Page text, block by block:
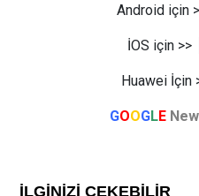
Android için
İOS için >>
Huawei İçin
GOOGLE